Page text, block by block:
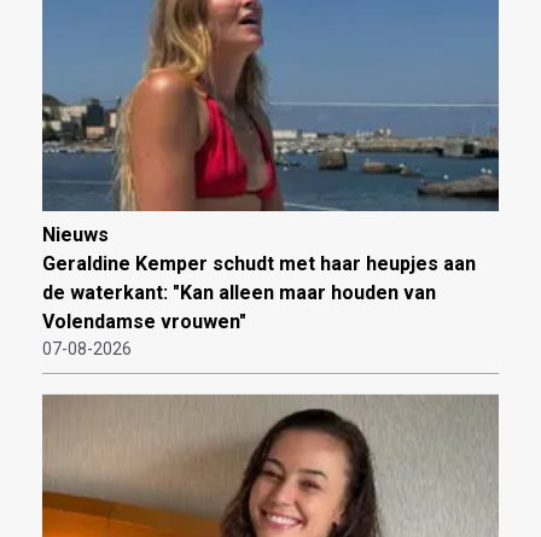
Nieuws
Geraldine Kemper schudt met haar heupjes aan
de waterkant: "Kan alleen maar houden van
Volendamse vrouwen"
07-08-2026